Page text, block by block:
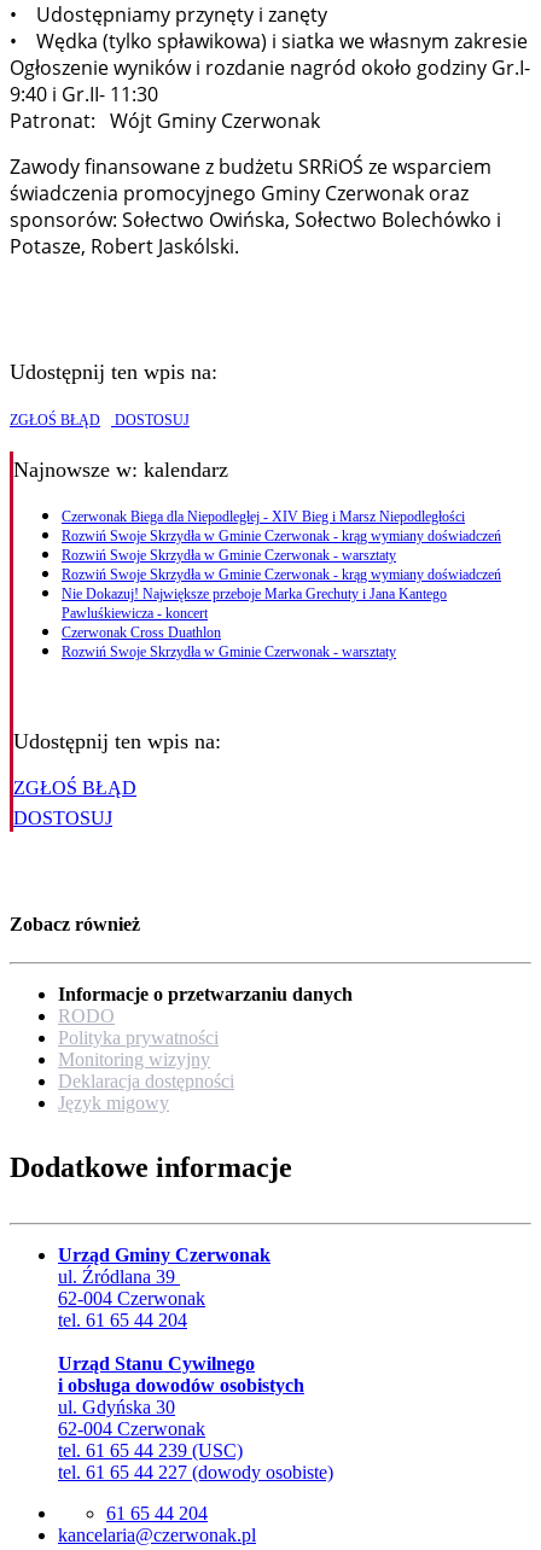
• Udostępniamy przynęty i zanęty
• Wędka (tylko spławikowa) i siatka we własnym zakresie
Ogłoszenie wyników i rozdanie nagród około godziny Gr.I-
9:40 i Gr.II- 11:30
Patronat: Wójt Gminy Czerwonak
Zawody finansowane z budżetu SRRiOŚ ze wsparciem
świadczenia promocyjnego Gminy Czerwonak oraz
sponsorów: Sołectwo Owińska, Sołectwo Bolechówko i
Potasze, Robert Jaskólski.
Udostępnij ten wpis na:
ZGŁOŚ BŁĄD DOSTOSUJ
Najnowsze w: kalendarz
Czerwonak Biega dla Niepodległej - XIV Bieg i Marsz Niepodległości
Rozwiń Swoje Skrzydła w Gminie Czerwonak - krąg wymiany doświadczeń
Rozwiń Swoje Skrzydła w Gminie Czerwonak - warsztaty
Rozwiń Swoje Skrzydła w Gminie Czerwonak - krąg wymiany doświadczeń
Nie Dokazuj! Największe przeboje Marka Grechuty i Jana Kantego
Pawluśkiewicza - koncert
Czerwonak Cross Duathlon
Rozwiń Swoje Skrzydła w Gminie Czerwonak - warsztaty
Udostępnij ten wpis na:
ZGŁOŚ BŁĄD
DOSTOSUJ
Zobacz również
Informacje o przetwarzaniu danych
RODO
Polityka prywatności
Monitoring wizyjny
Deklaracja dostępności
Język migowy
Dodatkowe informacje
Urząd Gminy Czerwonak
ul. Źródlana 39
62-004 Czerwonak
tel. 61 65 44 204
Urząd Stanu Cywilnego
i obsługa dowodów osobistych
ul. Gdyńska 30
62-004 Czerwonak
tel. 61 65 44 239 (USC)
tel. 61 65 44 227 (dowody osobiste)
61 65 44 204
lp.kanowrezc@airalecnak